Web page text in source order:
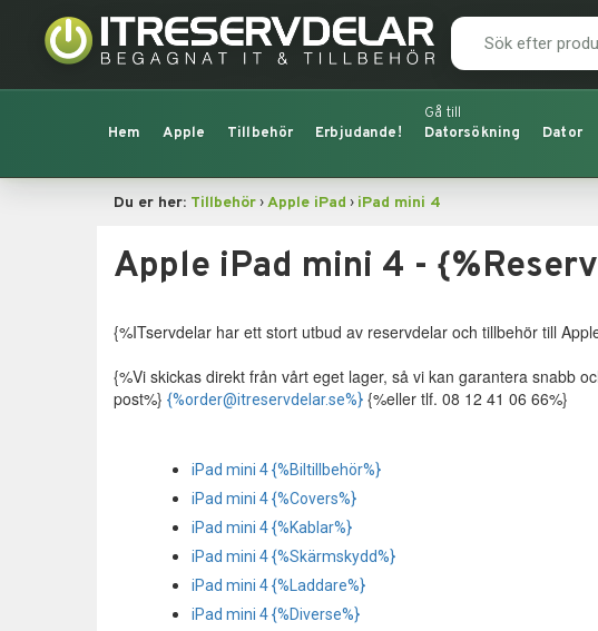
Hem Apple Tillbehör Erbjudande! Datorsökning Dator
Du er her: Tillbehör›Apple iPad › iPad mini 4
Apple iPad mini 4 -
{%ITservdelar har ett stort utbud av reservdelar och tillbehör till
{%Vi skickas direkt från vårt eget lager, så vi kan garantera snabb
post%} {%order@itreservdelar.se%} {%eller tlf. 08 12 41 06 66%}
iPad mini 4 {%Biltillbehör%}
iPad mini 4 {%Covers%}
iPad mini 4 {%Kablar%}
iPad mini 4 {%Skärmskydd%}
iPad mini 4 {%Laddare%}
iPad mini 4 {%Diverse%}